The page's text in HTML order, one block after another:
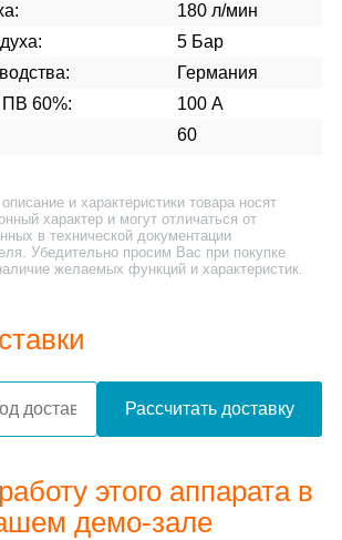
180 л/мин
5 Бар
Германия
ПВ 60%:
100 А
60
и характеристики товара носят
характер и могут отличаться от
в технической документации
Убедительно просим Вас при покупке
желаемых функций и характеристик.
Рассчитать доставку
этого аппарата в
демо-зале